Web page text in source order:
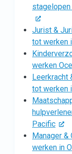
Jurist &
tot werken
werken
Leerkracht
tot werken
Pacific
Manager
werken in